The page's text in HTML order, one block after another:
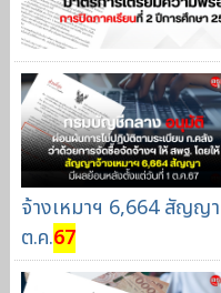
จ้างเหมาฯ 6,664 สัญญ
ต.ค.67